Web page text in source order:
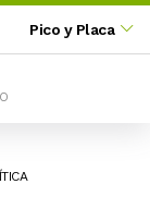
Pico y Placa